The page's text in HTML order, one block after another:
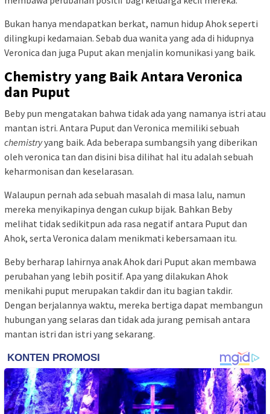
Bukan hanya mendapatkan berkat, namun hidup Ahok seperti
dilingkupi kedamaian. Sebab dua wanita yang ada di hidupnya
Veronica dan juga Puput akan menjalin komunikasi yang baik.
Chemistry yang Baik Antara Veronica
dan Puput
Beby pun mengatakan bahwa tidak ada yang namanya istri atau
mantan istri. Antara Puput dan Veronica memiliki sebuah
chemistryyang baik. Ada beberapa sumbangsih yang diberikan
oleh veronica tan dan disini bisa dilihat hal itu adalah sebuah
keharmonisan dan keselarasan.
Walaupun pernah ada sebuah masalah di masa lalu, namun
mereka menyikapinya dengan cukup bijak. Bahkan Beby
melihat tidak sedikitpun ada rasa negatif antara Puput dan
Ahok, serta Veronica dalam menikmati kebersamaan itu.
Beby berharap lahirnya anak Ahok dari Puput akan membawa
perubahan yang lebih positif. Apa yang dilakukan Ahok
menikahi puput merupakan takdir dan itu bagian takdir.
Dengan berjalannya waktu, mereka bertiga dapat membangun
hubungan yang selaras dan tidak ada jurang pemisah antara
mantan istri dan istri yang sekarang.